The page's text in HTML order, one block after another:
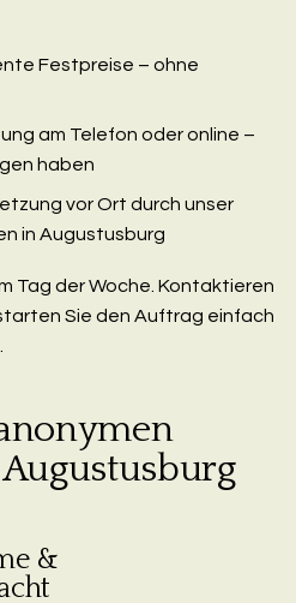
Festpreise – ohne
am Telefon oder online –
haben
vor Ort durch unser
in Augustusburg
Tag der Woche. Kontaktieren
Sie den Auftrag einfach
&